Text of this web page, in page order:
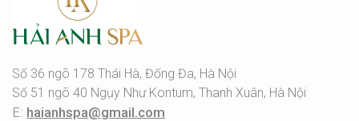
Số 36 ngõ 178 Thái Hà, Đống Đa, Hà Nội
Số 51 ngõ 40 Ngụy Như Kontum, Thanh Xuân, Hà Nội
E: haianhspa@gmail.com